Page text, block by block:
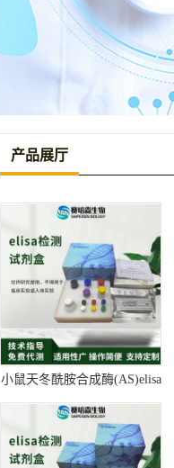
产品展厅
小鼠天冬酰胺合成酶(AS)elisa